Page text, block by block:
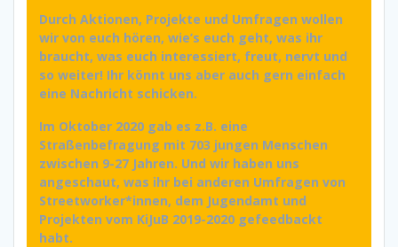
Durch Aktionen, Projekte und Umfragen wollen
wir von euch hören, wie’s euch geht, was ihr
braucht, was euch interessiert, freut, nervt und
so weiter! Ihr könnt uns aber auch gern einfach
eine Nachricht schicken.
Im Oktober 2020 gab es z.B. eine
Straßenbefragung mit 703 jungen Menschen
zwischen 9-27 Jahren. Und wir haben uns
angeschaut, was ihr bei anderen Umfragen von
Streetworker*innen, dem Jugendamt und
Projekten vom KiJuB 2019-2020 gefeedbackt
habt.